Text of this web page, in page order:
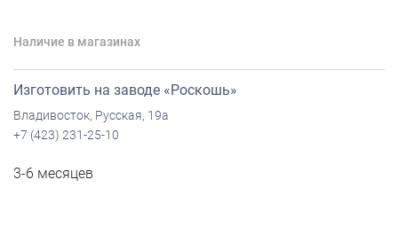
Наличие в магазинах
Изготовить на заводе «Роскошь»
Владивосток, Русская, 19а
+7 (423) 231-25-10
3-6 месяцев